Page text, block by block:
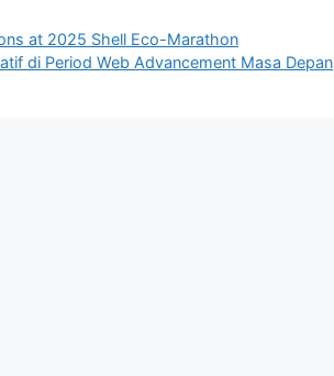
at 2025 Shell Eco-Marathon
di Period Web Advancement Masa Depan